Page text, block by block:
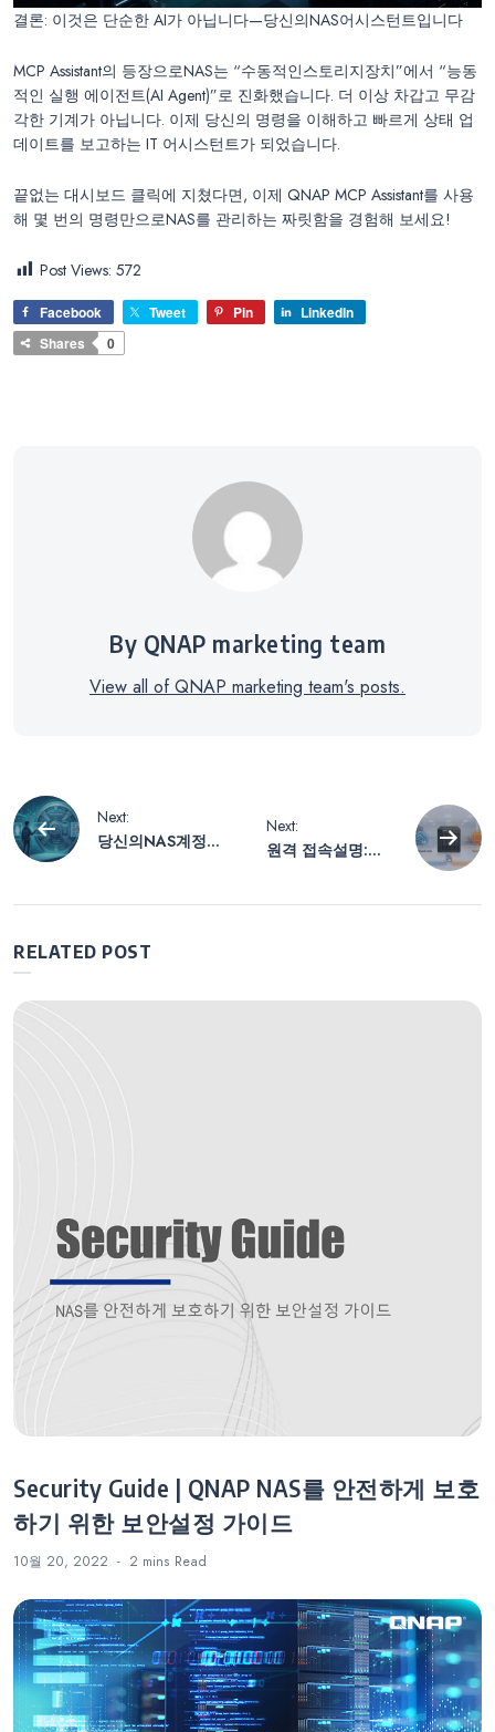
결론: 이것은 단순한 AI가 아닙니다—당신의NAS어시스턴트입니다
MCP Assistant의 등장으로NAS는 “수동적인스토리지장치”에서 “능동
적인 실행 에이전트(AI Agent)”로 진화했습니다. 더 이상 차갑고 무감
각한 기계가 아닙니다. 이제 당신의 명령을 이해하고 빠르게 상태 업
데이트를 보고하는 IT 어시스턴트가 되었습니다.
끝없는 대시보드 클릭에 지쳤다면, 이제 QNAP MCP Assistant를 사용
해 몇 번의 명령만으로NAS를 관리하는 짜릿함을 경험해 보세요!
Post Views: 572
Facebook Tweet Pin
LinkedIn
Shares
0
By QNAP marketing team
View all of QNAP marketing team's posts.
글
내
비
게
Next:
당신의NAS계정은
인증 및 로그인 진
Next:
원격 접속설명:
장 적합한 액세스
RELATED POST
Security Guide | QNAP NAS를 안전하게 보호
하기 위한 보안설정 가이드
10월 20, 2022 2 mins Read